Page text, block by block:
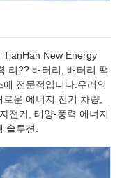
New Energy
리?? 배터리, 배터리 팩
전문적입니다.우리의
운 에너지 전기 차량,
전거, 태양-풍력 에너지
솔루션.